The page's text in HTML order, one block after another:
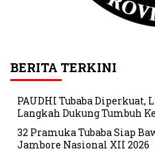
BERITA TERKINI
PAUDHI Tubaba Diperkuat,
Langkah Dukung Tumbuh
32 Pramuka Tubaba Siap
Jambore Nasional XII 2026